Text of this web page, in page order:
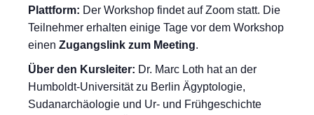
Plattform: Der Workshop findet auf Zoom statt. Die
Teilnehmer erhalten einige Tage vor dem Workshop
einen Zugangslink zum Meeting.
Über den Kursleiter: Dr. Marc Loth hat an der
Humboldt-Universität zu Berlin Ägyptologie,
Sudanarchäologie und Ur- und Frühgeschichte